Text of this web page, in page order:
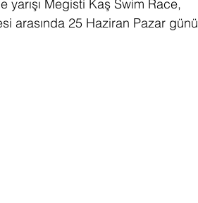
yarışı Megisti Kaş Swim Race,
arasında 25 Haziran Pazar günü